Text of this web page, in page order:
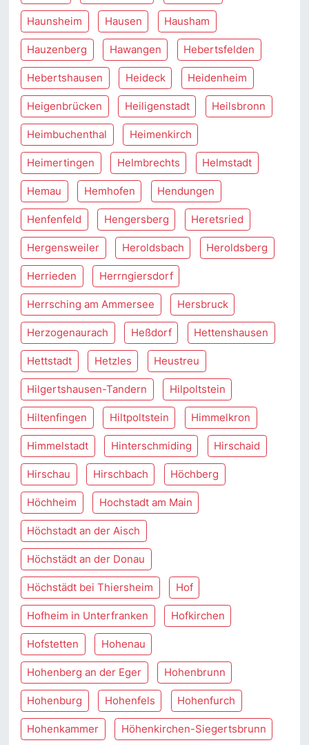
Haunsheim Hausen Hausham
Hauzenberg Hawangen Hebertsfelden
Hebertshausen Heideck Heidenheim
Heigenbrücken Heiligenstadt Heilsbronn
Heimbuchenthal Heimenkirch
Heimertingen Helmbrechts Helmstadt
Hemau Hemhofen Hendungen
Henfenfeld Hengersberg Heretsried
Hergensweiler Heroldsbach Heroldsberg
Herrieden Herrngiersdorf
Herrsching am Ammersee Hersbruck
Herzogenaurach Heßdorf Hettenshausen
Hettstadt Hetzles Heustreu
Hilgertshausen-Tandern Hilpoltstein
Hiltenfingen Hiltpoltstein Himmelkron
Himmelstadt Hinterschmiding Hirschaid
Hirschau Hirschbach Höchberg
Höchheim Hochstadt am Main
Höchstadt an der Aisch
Höchstädt an der Donau
Höchstädt bei Thiersheim Hof
Hofheim in Unterfranken Hofkirchen
Hofstetten Hohenau
Hohenberg an der Eger Hohenbrunn
Hohenburg Hohenfels Hohenfurch
Hohenkammer Höhenkirchen-Siegertsbrunn